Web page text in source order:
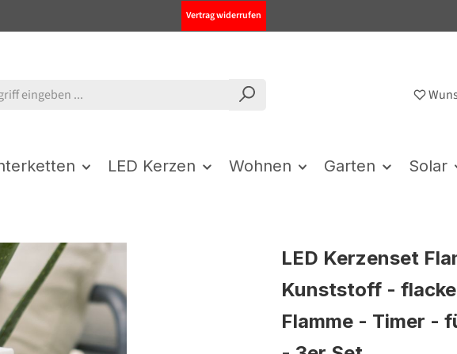
Vertrag widerrufen
LED Kerzen Wohnen Garten Solar
LED Kerzenset
Kunststoff -
Flamme - Timer -